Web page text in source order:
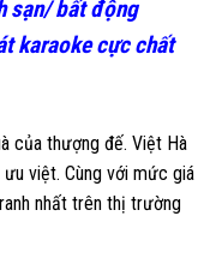
sạn/ bất động
karaoke cực chất
của thượng đế. Việt Hà
việt. Cùng với mức giá
nhất trên thị trường